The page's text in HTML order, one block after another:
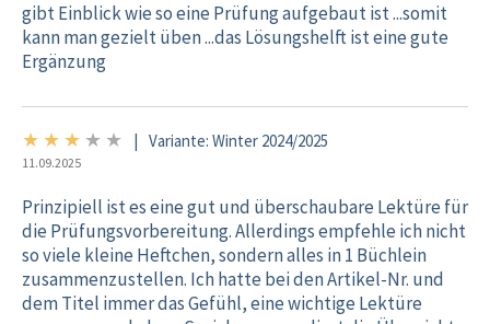
gibt Einblick wie so eine Prüfung aufgebaut ist ...somit
kann man gezielt üben ...das Lösungshelft ist eine gute
Ergänzung
★ ★ ★ ★ ★ 3/5 Variante: Winter 2024/2025
11.09.2025
Prinzipiell ist es eine gut und überschaubare Lektüre für
die Prüfungsvorbereitung. Allerdings empfehle ich nicht
so viele kleine Heftchen, sondern alles in 1 Büchlein
zusammenzustellen. Ich hatte bei den Artikel-Nr. und
dem Titel immer das Gefühl, eine wichtige Lektüre